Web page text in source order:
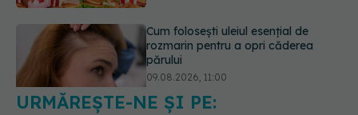
Ce este testul TORCH și cine trebuie
să-l facă. Ce înseamnă un rezultat
pozitiv
09.08.2026, 13:00
URMĂREȘTE-NE ȘI PE: